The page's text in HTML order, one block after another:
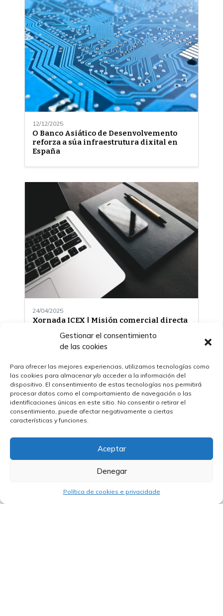
Gestionar el consentimiento
de las cookies
Para ofrecer las mejores experiencias, utilizamos tecnologías como
las cookies para almacenar y/o acceder a la información del
dispositivo. El consentimiento de estas tecnologías nos permitirá
procesar datos como el comportamiento de navegación o las
identificaciones únicas en este sitio. No consentir o retirar el
consentimiento, puede afectar negativamente a ciertas
características y funciones.
Aceptar
Denegar
Política de cookies e privacidade
12/12/2025
O Banco Asiático de Desenvolvemento
reforza a súa infraestrutura dixital en
España
24/04/2025
Xornada ICEX | Misión comercial directa
Oportunidades de Negocio do Banco
Africano de Desenvolvemento (BAfD)